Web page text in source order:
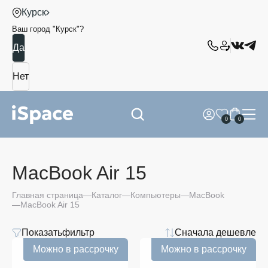
Курск
Ваш город " Курск"?
0 0
MacBook Air 15
Главная страница Каталог Компьютеры
MacBook
MacBook Air 15
Показатьфильтр Сначала дешевле
Можно в рассрочку Можно в рассрочку